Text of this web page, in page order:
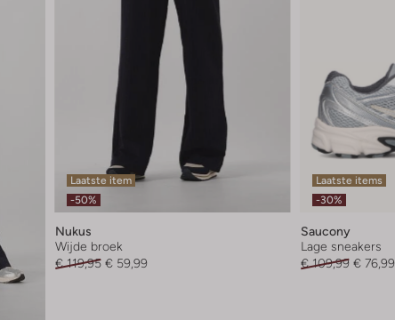
Laatste item
-50%
Nukus
Wijde broek
€ 119,95 € 59,99
Laatste items
-30%
Saucony
Lage sneakers
€ 109,99 € 76,99